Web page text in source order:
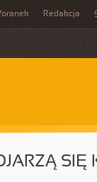
Redakcja
SIĘ